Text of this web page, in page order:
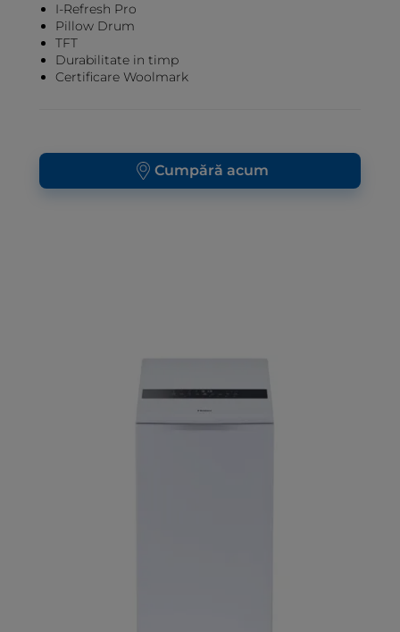
I-Refresh Pro
Pillow Drum
TFT
Durabilitate in timp
Certificare Woolmark
Cumpără acum